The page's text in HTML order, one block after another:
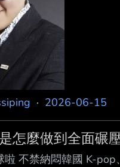
· 2026-06-15
怎麼做到全面碾
啦 不禁納悶韓國 K-